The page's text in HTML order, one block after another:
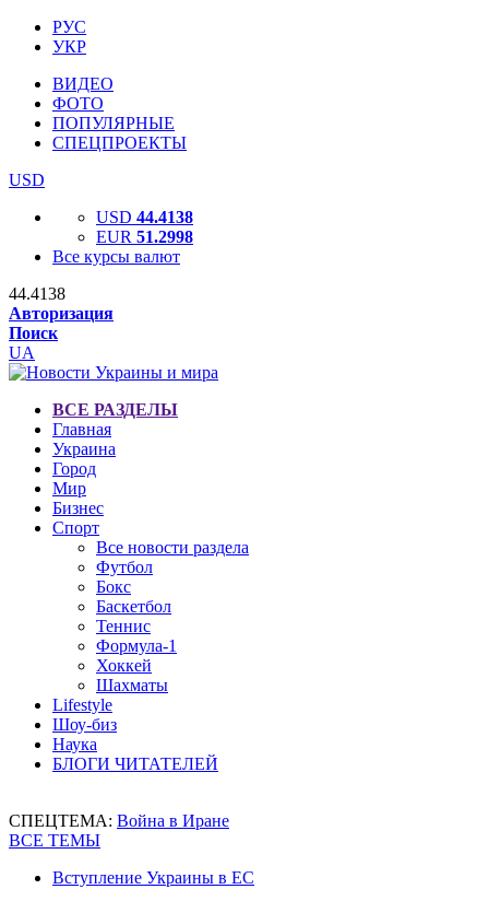
РУС
УКР
ВИДЕО
ФОТО
ПОПУЛЯРНЫЕ
СПЕЦПРОЕКТЫ
USD
USD 44.4138
EUR 51.2998
Все курсы валют
44.4138
Авторизация
Поиск
UA
ВСЕ РАЗДЕЛЫ
Главная
Украина
Город
Мир
Бизнес
Спорт
Все новости раздела
Футбол
Бокс
Баскетбол
Теннис
Формула-1
Хоккей
Шахматы
Lifestyle
Шоу-биз
Наука
БЛОГИ ЧИТАТЕЛЕЙ
СПЕЦТЕМА: Война в Иране
ВСЕ ТЕМЫ
Вступление Украины в ЕС